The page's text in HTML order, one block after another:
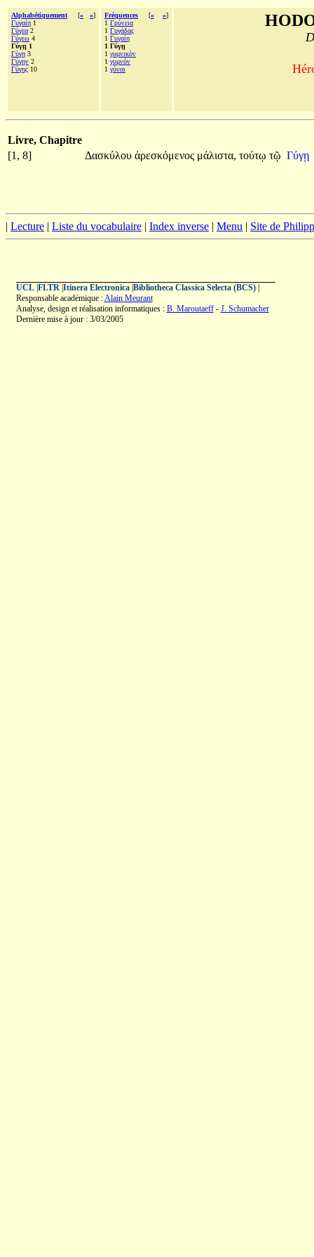
Alphabétiquement [« »]
Γυγαίη 1
Γύγεα 2
Γύγεω 4
Γύγῃ 1
Γύγη 3
Γύγην 2
Γύγης 10
Fréquences [« »]
1 Γρύνεια
1 Γυγάδας
1 Γυγαίη
1 Γύγῃ
1 γυμνικὸν
1 γυμνόν
1 γύναι
Livre, Chapitre
[1, 8]
Δασκύλου ἀρεσκόμενος μάλιστα, τούτῳ τῷ Γύγῃ
| Lecture | Liste du vocabulaire | Index inverse | Menu | Site de
UCL| FLTR| Itinera Electronica| Bibliotheca Classica Selecta (BCS)|
Responsable académique :Alain Meurant
Analyse, design et réalisation informatiques : B. Maroutaeff- J. Schumacher
Dernière mise à jour : 3/03/2005